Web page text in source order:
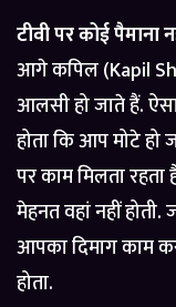
टीवी पर कोई पैमाना
आगे कपिल (Kapil
आलसी हो जाते हैं.
होता कि आप मोटे हो
पर काम मिलता
मेहनत वहां नहीं
आपका दिमाग काम
होता.